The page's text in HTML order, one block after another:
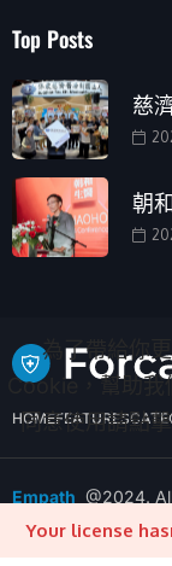
為了帶給你
Cookie，幫助我
同意使用請點
Top Posts
慈
朝
HOMEFEATURES
Empath @2024.
Your license